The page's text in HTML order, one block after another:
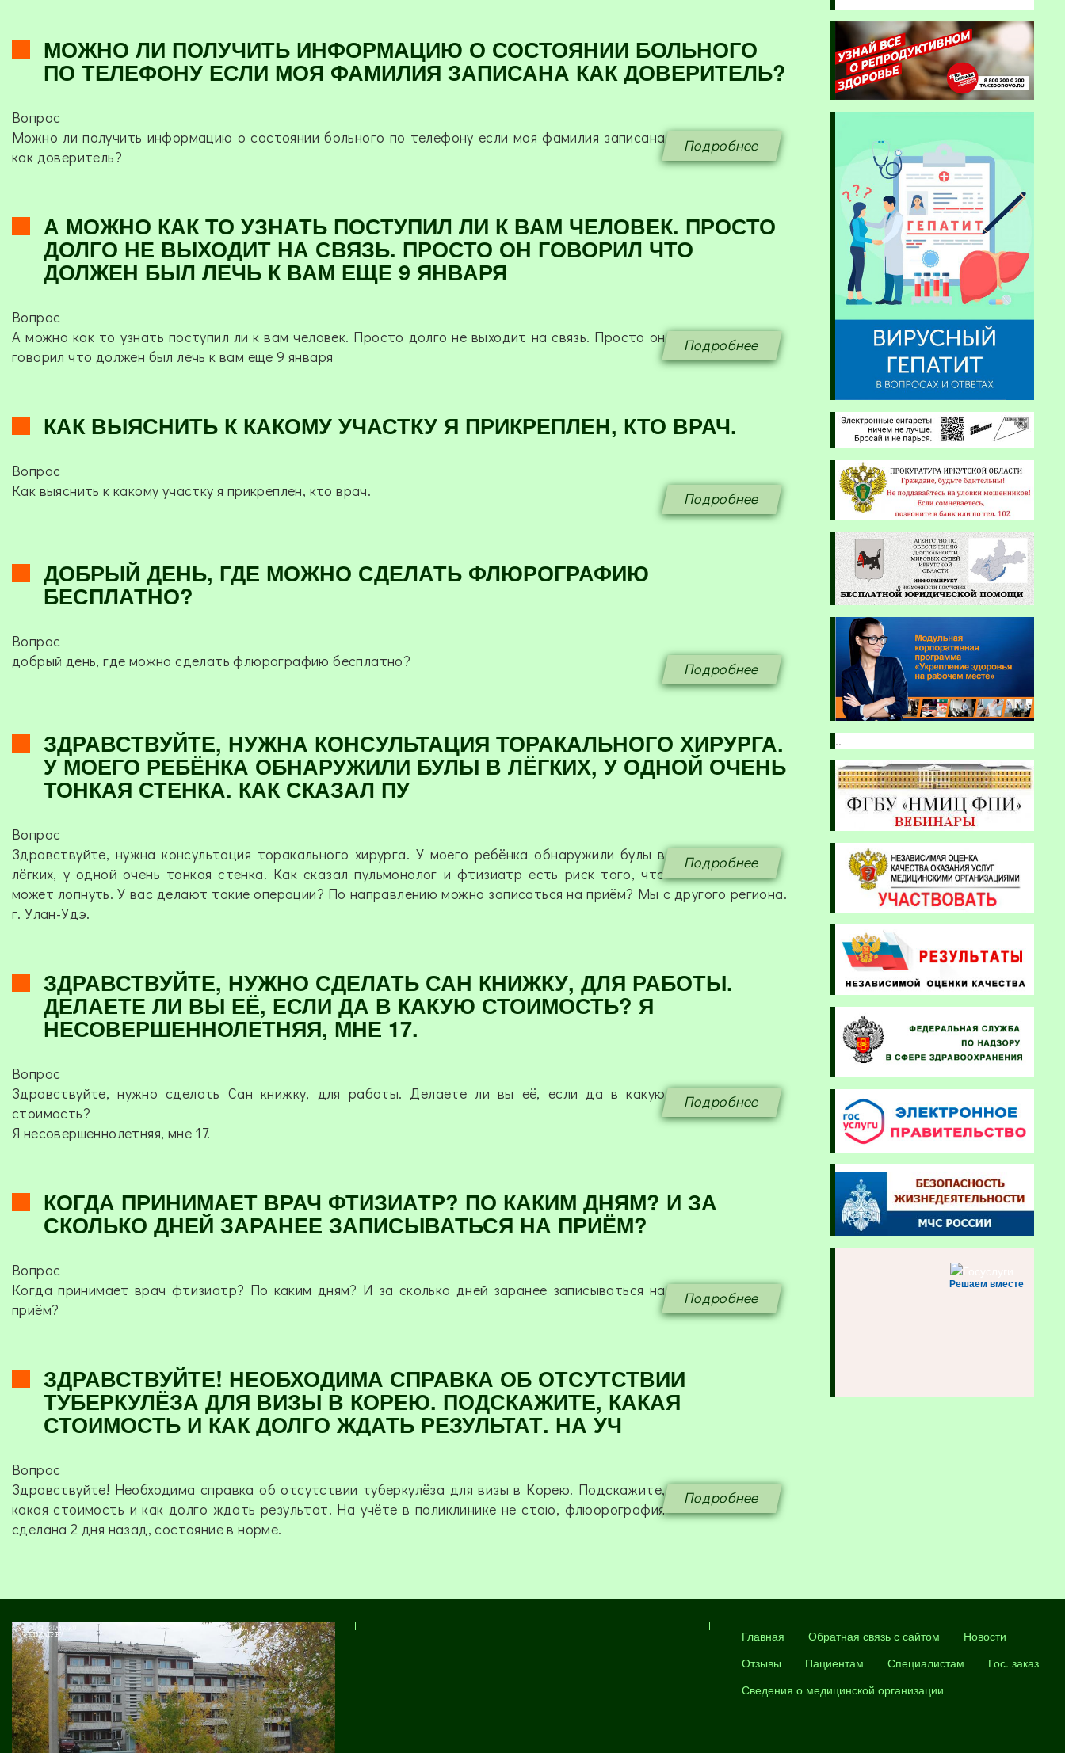
МОЖНО ЛИ ПОЛУЧИТЬ ИНФОРМАЦИЮ О СОСТОЯНИИ БОЛЬНОГО
ПО ТЕЛЕФОНУ ЕСЛИ МОЯ ФАМИЛИЯ ЗАПИСАНА КАК ДОВЕРИТЕЛЬ?
Подробнее
Вопрос
Можно ли получить информацию о состоянии больного по телефону если моя фамилия записана
как доверитель?
А МОЖНО КАК ТО УЗНАТЬ ПОСТУПИЛ ЛИ К ВАМ ЧЕЛОВЕК. ПРОСТО
ДОЛГО НЕ ВЫХОДИТ НА СВЯЗЬ. ПРОСТО ОН ГОВОРИЛ ЧТО
ДОЛЖЕН БЫЛ ЛЕЧЬ К ВАМ ЕЩЕ 9 ЯНВАРЯ
Подробнее
Вопрос
А можно как то узнать поступил ли к вам человек. Просто долго не выходит на связь. Просто он
говорил что должен был лечь к вам еще 9 января
КАК ВЫЯСНИТЬ К КАКОМУ УЧАСТКУ Я ПРИКРЕПЛЕН, КТО ВРАЧ.
Подробнее
Вопрос
Как выяснить к какому участку я прикреплен, кто врач.
ДОБРЫЙ ДЕНЬ, ГДЕ МОЖНО СДЕЛАТЬ ФЛЮРОГРАФИЮ
БЕСПЛАТНО?
Подробнее
Вопрос
добрый день, где можно сделать флюрографию бесплатно?
ЗДРАВСТВУЙТЕ, НУЖНА КОНСУЛЬТАЦИЯ ТОРАКАЛЬНОГО ХИРУРГА.
У МОЕГО РЕБЁНКА ОБНАРУЖИЛИ БУЛЫ В ЛЁГКИХ, У ОДНОЙ ОЧЕНЬ
ТОНКАЯ СТЕНКА. КАК СКАЗАЛ ПУ
Подробнее
Вопрос
Здравствуйте, нужна консультация торакального хирурга. У моего ребёнка обнаружили булы в
лёгких, у одной очень тонкая стенка. Как сказал пульмонолог и фтизиатр есть риск того, что
может лопнуть. У вас делают такие операции? По направлению можно записаться на приём? Мы с другого региона.
г. Улан-Удэ.
ЗДРАВСТВУЙТЕ, НУЖНО СДЕЛАТЬ САН КНИЖКУ, ДЛЯ РАБОТЫ.
ДЕЛАЕТЕ ЛИ ВЫ ЕЁ, ЕСЛИ ДА В КАКУЮ СТОИМОСТЬ? Я
НЕСОВЕРШЕННОЛЕТНЯЯ, МНЕ 17.
Подробнее
Вопрос
Здравствуйте, нужно сделать Сан книжку, для работы. Делаете ли вы её, если да в какую
стоимость?
Я несовершеннолетняя, мне 17.
КОГДА ПРИНИМАЕТ ВРАЧ ФТИЗИАТР? ПО КАКИМ ДНЯМ? И ЗА
СКОЛЬКО ДНЕЙ ЗАРАНЕЕ ЗАПИСЫВАТЬСЯ НА ПРИЁМ?
Подробнее
Вопрос
Когда принимает врач фтизиатр? По каким дням? И за сколько дней заранее записываться на
приём?
ЗДРАВСТВУЙТЕ! НЕОБХОДИМА СПРАВКА ОБ ОТСУТСТВИИ
ТУБЕРКУЛЁЗА ДЛЯ ВИЗЫ В КОРЕЮ. ПОДСКАЖИТЕ, КАКАЯ
СТОИМОСТЬ И КАК ДОЛГО ЖДАТЬ РЕЗУЛЬТАТ. НА УЧ
Подробнее
Вопрос
Здравствуйте! Необходима справка об отсутствии туберкулёза для визы в Корею. Подскажите,
какая стоимость и как долго ждать результат. На учёте в поликлинике не стою, флюорография
сделана 2 дня назад, состояние в норме.
..
Решаем вместе
Главная Обратная связь с сайтом
Новости
Отзывы
Пациентам Специалистам
Гос. заказ
Сведения о медицинской организации